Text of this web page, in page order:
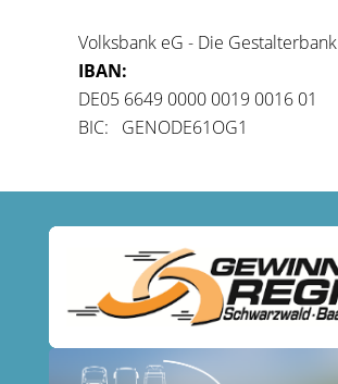
Volksbank eG - Die Gestalterbank
IBAN:
DE05 6649 0000 0019 0016 01
BIC: GENODE61OG1